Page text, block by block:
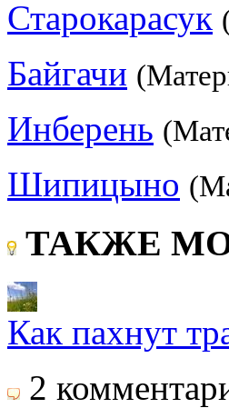
Старокарасук
Байгачи
Инберень
Шипицыно
ТАКЖЕ
Как пахнут
2